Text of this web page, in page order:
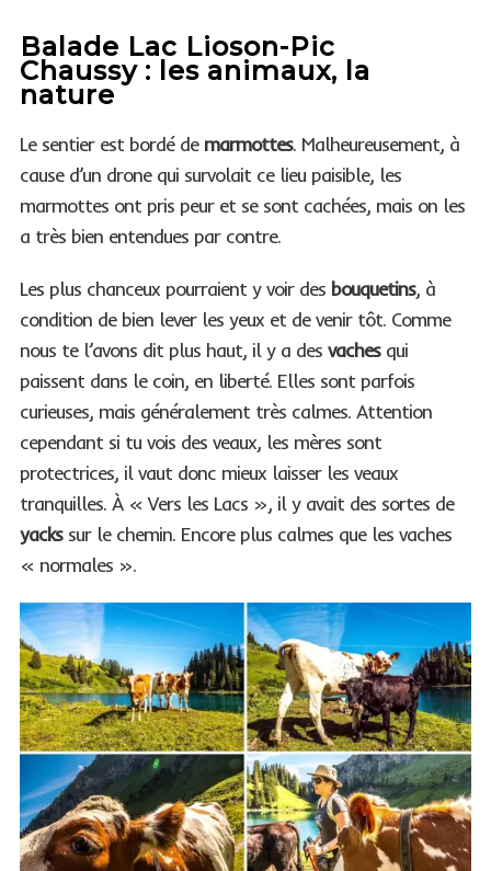
Balade Lac Lioson-Pic
Chaussy : les animaux, la
nature
Le sentier est bordé de marmottes. Malheureusement, à
cause d’un drone qui survolait ce lieu paisible, les
marmottes ont pris peur et se sont cachées, mais on les
a très bien entendues par contre.
Les plus chanceux pourraient y voir desbouquetins, à
condition de bien lever les yeux et de venir tôt. Comme
nous te l’avons dit plus haut, il y a des vachesqui
paissent dans le coin, en liberté. Elles sont parfois
curieuses, mais généralement très calmes. Attention
cependant si tu vois des veaux, les mères sont
protectrices, il vaut donc mieux laisser les veaux
tranquilles. À « Vers les Lacs », il y avait des sortes de
yackssur le chemin. Encore plus calmes que les vaches
« normales ».